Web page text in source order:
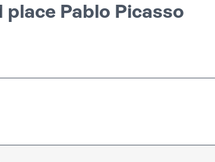
Pablo Picasso